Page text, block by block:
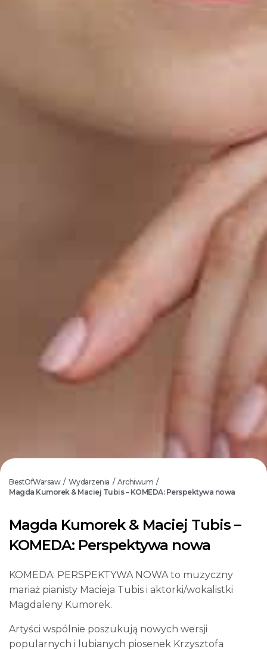
BestOfWarsaw / Wydarzenia / Archiwum /
Magda Kumorek & Maciej Tubis – KOMEDA: Perspektywa nowa
Magda Kumorek & Maciej Tubis –
KOMEDA: Perspektywa nowa
KOMEDA: PERSPEKTYWA NOWA to muzyczny
mariaż pianisty Macieja Tubis i aktorki/wokalistki
Magdaleny Kumorek.
Artyści wspólnie poszukują nowych wersji
popularnych i lubianych piosenek Krzysztofa